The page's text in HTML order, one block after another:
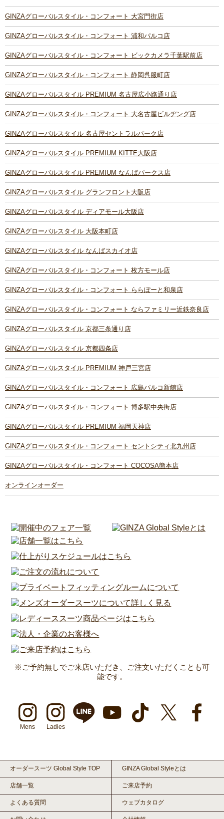
GINZAグローバルスタイル・コンフォート 大宮門街店
GINZAグローバルスタイル・コンフォート 浦和パルコ店
GINZAグローバルスタイル・コンフォート ビックカメラ千葉駅前店
GINZAグローバルスタイル・コンフォート 静岡呉服町店
GINZAグローバルスタイル PREMIUM 名古屋広小路通り店
GINZAグローバルスタイル・コンフォート 大名古屋ビルヂング店
GINZAグローバルスタイル 名古屋セントラルパーク店
GINZAグローバルスタイル PREMIUM KITTE大阪店
GINZAグローバルスタイル PREMIUM なんばパークス店
GINZAグローバルスタイル グランフロント大阪店
GINZAグローバルスタイル ディアモール大阪店
GINZAグローバルスタイル 大阪本町店
GINZAグローバルスタイル なんばスカイオ店
GINZAグローバルスタイル・コンフォート 枚方モール店
GINZAグローバルスタイル・コンフォート ららぽーと和泉店
GINZAグローバルスタイル・コンフォート ならファミリー近鉄奈良店
GINZAグローバルスタイル 京都三条通り店
GINZAグローバルスタイル 京都四条店
GINZAグローバルスタイル PREMIUM 神戸三宮店
GINZAグローバルスタイル・コンフォート 広島パルコ新館店
GINZAグローバルスタイル・コンフォート 博多駅中央街店
GINZAグローバルスタイル PREMIUM 福岡天神店
GINZAグローバルスタイル・コンフォート セントシティ北九州店
GINZAグローバルスタイル・コンフォート COCOSA熊本店
オンラインオーダー
※ご予約無しでご来店いただき、ご注文いただくことも可
能です。
Mens Ladies
オーダースーツ Global Style TOP GINZA Global Styleとは
店舗一覧 ご来店予約
よくある質問 ウェブカタログ